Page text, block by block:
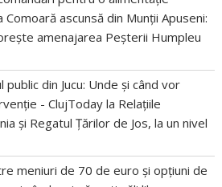
Comoară ascunsă din Munții Apuseni:
amenajarea Peșterii Humpleu
din Jucu: Unde și când vor
- ClujToday la Relațiile
și Regatul Țărilor de Jos, la un nivel
meniuri de 70 de euro și opțiuni de